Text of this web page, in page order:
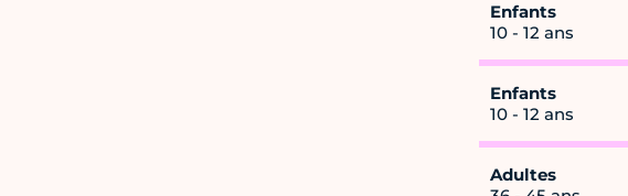
Enfants
10 - 12 ans
Enfants
10 - 12 ans
Adultes